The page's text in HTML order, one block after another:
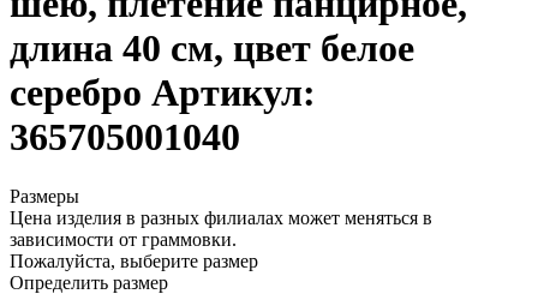
длина 40 см, цвет белое
серебро Артикул:
365705001040
Размеры
Цена изделия в разных филиалах может меняться в
зависимости от граммовки.
Пожалуйста, выберите размер
Определить размер